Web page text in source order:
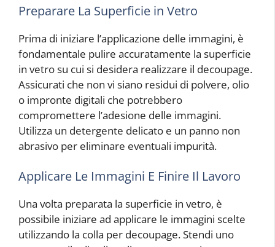
Preparare La Superficie in Vetro
Prima di iniziare l’applicazione delle immagini, è
fondamentale pulire accuratamente la superficie
in vetro su cui si desidera realizzare il decoupage.
Assicurati che non vi siano residui di polvere, olio
o impronte digitali che potrebbero
compromettere l’adesione delle immagini.
Utilizza un detergente delicato e un panno non
abrasivo per eliminare eventuali impurità.
Applicare Le Immagini E Finire Il Lavoro
Una volta preparata la superficie in vetro, è
possibile iniziare ad applicare le immagini scelte
utilizzando la colla per decoupage. Stendi uno